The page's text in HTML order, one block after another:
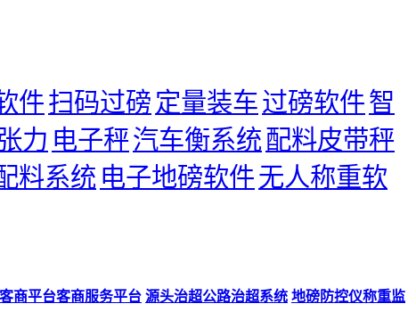
件扫码过磅 定量装车过磅软件智
力 电子秤汽车衡系统 配料皮带秤
料系统 电子地磅软件无人称重软
客商平台客商服务平台 源头治超公路治超系统 地磅防控仪称重监